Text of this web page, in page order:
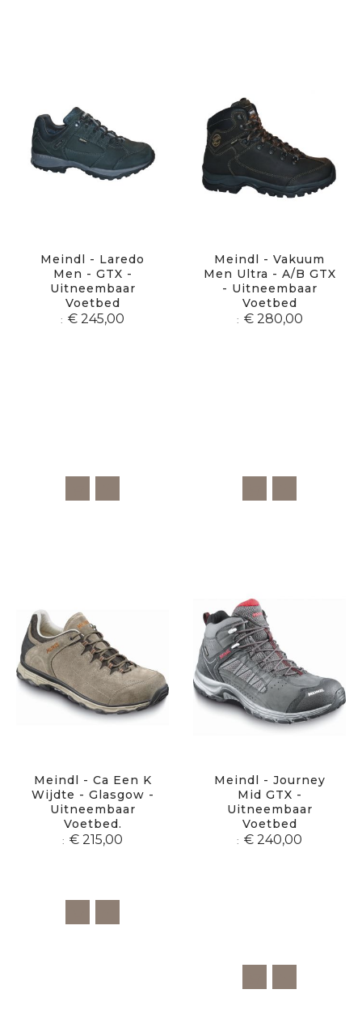
Meindl - Laredo
Men - GTX -
Uitneembaar
Voetbed
€ 245,00
Meindl - Vakuum
Men Ultra - A/B GTX
- Uitneembaar
Voetbed
€ 280,00
Meindl - Ca Een K
Wijdte - Glasgow -
Uitneembaar
Voetbed.
€ 215,00
Meindl - Journey
Mid GTX -
Uitneembaar
Voetbed
€ 240,00